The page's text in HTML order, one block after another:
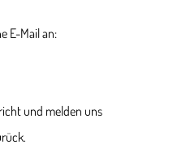
E-Mail an:
und melden uns